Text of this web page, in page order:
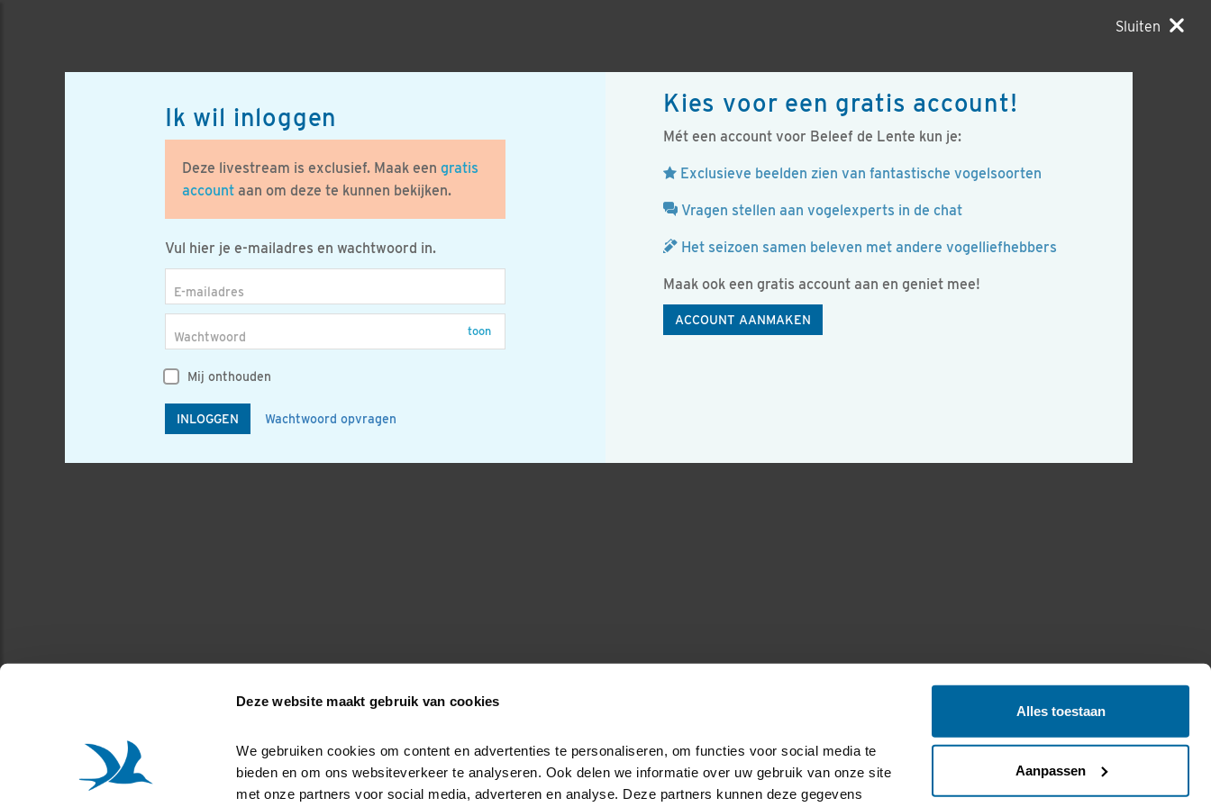
Deze website maakt gebruik van cookies
We gebruiken cookies om content en advertenties te personaliseren, om functies voor social media te
bieden en om ons websiteverkeer te analyseren. Ook delen we informatie over uw gebruik van onze site
met onze partners voor social media, adverteren en analyse. Deze partners kunnen deze gegevens
Alles toestaan
Aanpassen
Sluiten
Ik wil inloggen
Deze livestream is exclusief. Maak een gratis
account aan om deze te kunnen bekijken.
Vul hier je e-mailadres en wachtwoord in.
E-mailadres
Wachtwoord toon
Mij onthouden
INLOGGEN Wachtwoord opvragen
Kies voor een gratis account!
Mét een account voor Beleef de Lente kun je:
Exclusieve beelden zien van fantastische vogelsoorten
Vragen stellen aan vogelexperts in de chat
Het seizoen samen beleven met andere vogelliefhebbers
Maak ook een gratis account aan en geniet mee!
ACCOUNT AANMAKEN